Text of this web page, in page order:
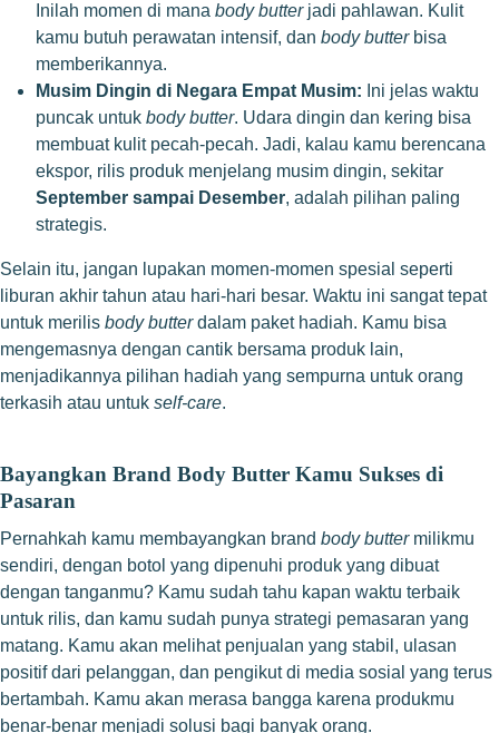
Inilah momen di mana body butterjadi pahlawan. Kulit
kamu butuh perawatan intensif, dan body butterbisa
memberikannya.
Musim Dingin di Negara Empat Musim: Ini jelas waktu
puncak untuk body butter. Udara dingin dan kering bisa
membuat kulit pecah-pecah. Jadi, kalau kamu berencana
ekspor, rilis produk menjelang musim dingin, sekitar
September sampai Desember, adalah pilihan paling
strategis.
Selain itu, jangan lupakan momen-momen spesial seperti
liburan akhir tahun atau hari-hari besar. Waktu ini sangat tepat
untuk merilis body butterdalam paket hadiah. Kamu bisa
mengemasnya dengan cantik bersama produk lain,
menjadikannya pilihan hadiah yang sempurna untuk orang
terkasih atau untuk self-care.
Bayangkan Brand Body Butter Kamu Sukses di
Pasaran
Pernahkah kamu membayangkan brand body buttermilikmu
sendiri, dengan botol yang dipenuhi produk yang dibuat
dengan tanganmu? Kamu sudah tahu kapan waktu terbaik
untuk rilis, dan kamu sudah punya strategi pemasaran yang
matang. Kamu akan melihat penjualan yang stabil, ulasan
positif dari pelanggan, dan pengikut di media sosial yang terus
bertambah. Kamu akan merasa bangga karena produkmu
benar-benar menjadi solusi bagi banyak orang.